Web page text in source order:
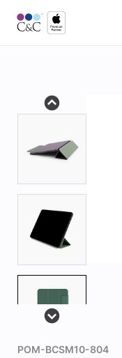
POM-BCSM10-804